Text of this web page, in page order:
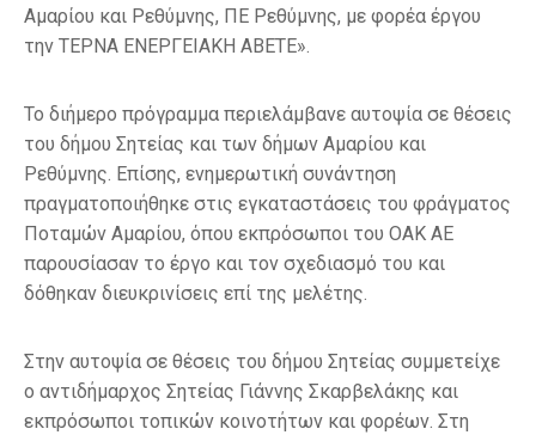
Αμαρίου και Ρεθύμνης, ΠΕ Ρεθύμνης, με φορέα έργου
την ΤΕΡΝΑ ΕΝΕΡΓΕΙΑΚΗ ΑΒΕΤΕ».
Το διήμερο πρόγραμμα περιελάμβανε αυτοψία σε θέσεις
του δήμου Σητείας και των δήμων Αμαρίου και
Ρεθύμνης. Επίσης, ενημερωτική συνάντηση
πραγματοποιήθηκε στις εγκαταστάσεις του φράγματος
Ποταμών Αμαρίου, όπου εκπρόσωποι του ΟΑΚ ΑΕ
παρουσίασαν το έργο και τον σχεδιασμό του και
δόθηκαν διευκρινίσεις επί της μελέτης.
Στην αυτοψία σε θέσεις του δήμου Σητείας συμμετείχε
ο αντιδήμαρχος Σητείας Γιάννης Σκαρβελάκης και
εκπρόσωποι τοπικών κοινοτήτων και φορέων. Στη